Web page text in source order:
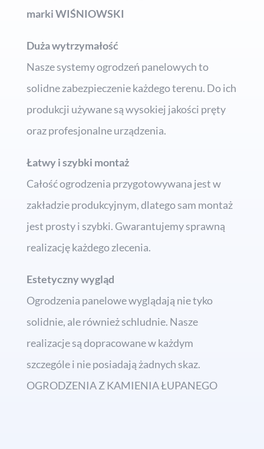
marki WIŚNIOWSKI
Duża wytrzymałość
Nasze systemy ogrodzeń panelowych to
solidne zabezpieczenie każdego terenu. Do ich
produkcji używane są wysokiej jakości pręty
oraz profesjonalne urządzenia.
Łatwy i szybki montaż
Całość ogrodzenia przygotowywana jest w
zakładzie produkcyjnym, dlatego sam montaż
jest prosty i szybki. Gwarantujemy sprawną
realizację każdego zlecenia.
Estetyczny wygląd
Ogrodzenia panelowe wyglądają nie tyko
solidnie, ale również schludnie. Nasze
realizacje są dopracowane w każdym
szczególe i nie posiadają żadnych skaz.
OGRODZENIA Z KAMIENIA ŁUPANEGO